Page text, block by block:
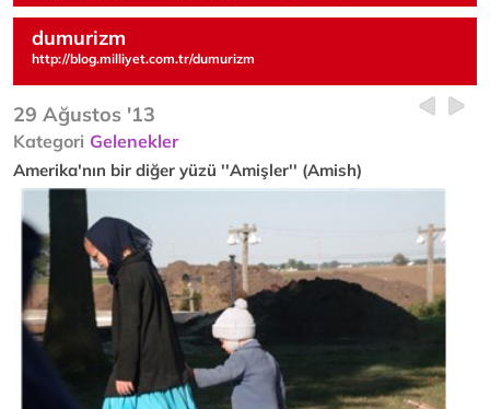
dumurizm
http://blog.milliyet.com.tr/dumurizm
29 Ağustos '13
Kategori Gelenekler
Amerika'nın bir diğer yüzü ''Amişler'' (Amish)